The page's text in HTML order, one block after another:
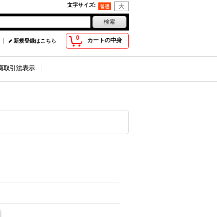
文字サイズ:
0 カートの中身
新規登録はこちら
取引法表示